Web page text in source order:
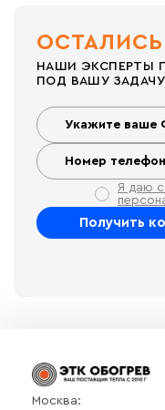
НАШИ ЭКСПЕРТЫ
ПОД ВАШУ
Я даю
Москва: